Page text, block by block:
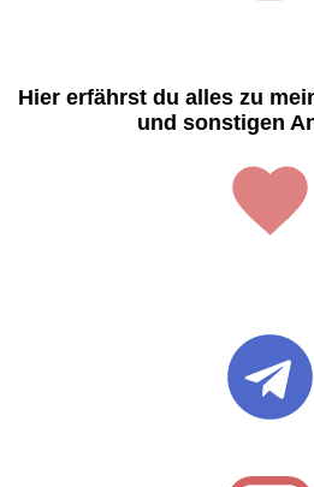
Hier erfährst du alles zu
und sonstigen